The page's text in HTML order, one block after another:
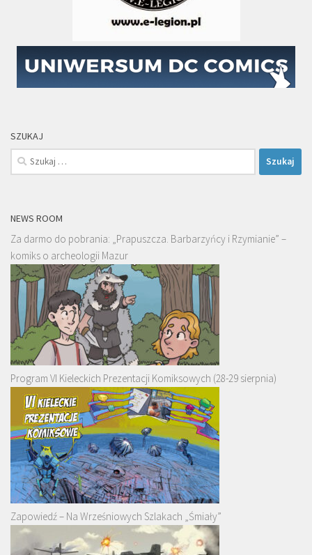
SZUKAJ
Szukaj:
NEWS ROOM
Za darmo do pobrania: „Prapuszcza. Barbarzyńcy i Rzymianie” –
komiks o archeologii Mazur
Program VI Kieleckich Prezentacji Komiksowych (28-29 sierpnia)
Zapowiedź – Na Wrześniowych Szlakach „Śmiały”